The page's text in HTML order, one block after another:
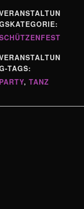
TAGS:
PARTY, TANZ